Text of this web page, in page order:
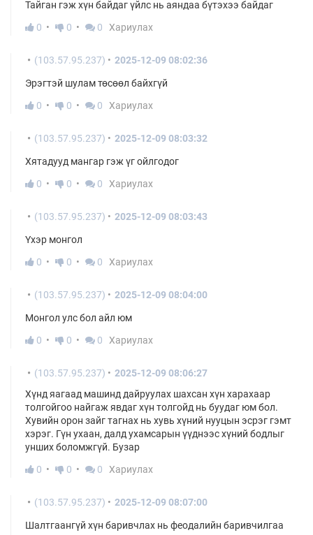
Тайган гэж хүн байдаг үйлс нь аяндаа бүтэхээ байдаг
0
0 0 Хариулах
(103.57.95.237) 2025-12-09 08:02:36
Эрэгтэй шулам төсөөл байхгүй
0
0 0 Хариулах
(103.57.95.237) 2025-12-09 08:03:32
Хятадууд мангар гэж үг ойлгодог
0
0 0 Хариулах
(103.57.95.237) 2025-12-09 08:03:43
Үхэр монгол
0
0 0 Хариулах
(103.57.95.237) 2025-12-09 08:04:00
Монгол улс бол айл юм
0
0 0 Хариулах
(103.57.95.237)
2025-12-09 08:06:27
Хүнд яагаад машинд дайруулах шахсан хүн харахаар
толгойгоо найгаж явдаг хүн толгойд нь буудаг юм бол.
Хувийн орон зайг тагнах нь хувь хүний нууцын эсрэг гэмт
хэрэг. Гүн ухаан, далд ухамсарын үүднээс хүний бодлыг
унших боломжгүй. Бузар
0
0 0 Хариулах
(103.57.95.237) 2025-12-09 08:07:00
Шалтгаангүй хүн баривчлах нь феодалийн баривчилгаа